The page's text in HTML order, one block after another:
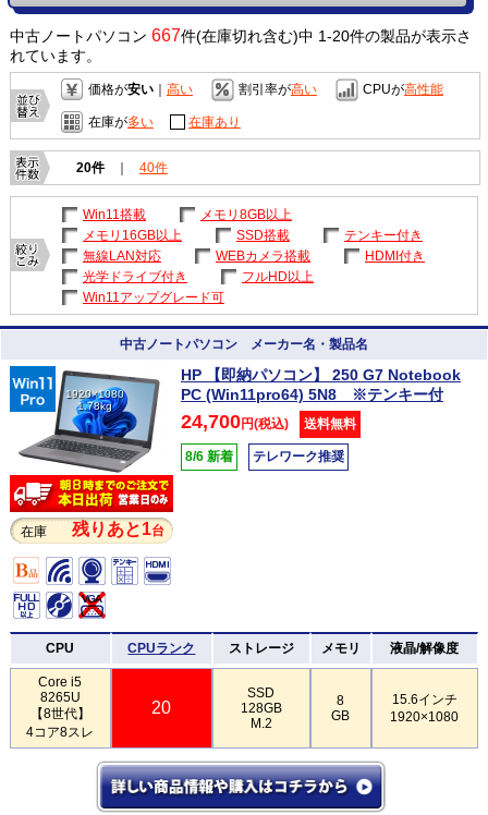
中古ノートパソコン 667件(在庫切れ含む)中 1-20件の製品が表示さ
れています。
価格が安い｜ 高い 割引率が高い CPUが高性能
在庫が多い 在庫あり
20件 ｜ 40件
Win11搭載
メモリ8GB以上
メモリ16GB以上
SSD搭載
テンキー付き
無線LAN対応
WEBカメラ搭載
HDMI付き
光学ドライブ付き
フルHD以上
Win11アップグレード可
中古ノートパソコン メーカー名・製品名
1920×1080
1.78kg
在庫 残りあと1台
HP 【即納パソコン】 250 G7 Notebook
PC (Win11pro64) 5N8 ※テンキー付
24,700円(税込) 送料無料
8/6 新着 テレワーク推奨
CPU CPUランク ストレージ メモリ 液晶/解像度
Core i5
8265U
【8世代】
4コア8スレ
20
SSD
128GB
M.2
8
GB
15.6インチ
1920×1080